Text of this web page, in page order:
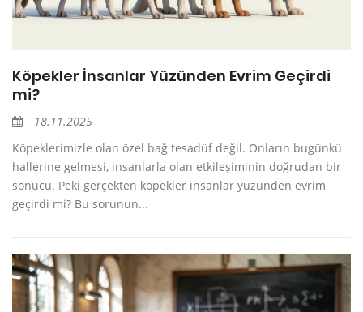
Köpekler İnsanlar Yüzünden Evrim Geçirdi
mi?
18.11.2025
Köpeklerimizle olan özel bağ tesadüf değil. Onların bugünkü
hallerine gelmesi, insanlarla olan etkileşiminin doğrudan bir
sonucu. Peki gerçekten köpekler insanlar yüzünden evrim
geçirdi mi? Bu sorunun...